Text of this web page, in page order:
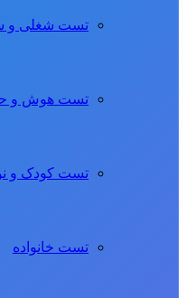
تست شغلی و
تست هوش و
تست کودک و
تست خانواده